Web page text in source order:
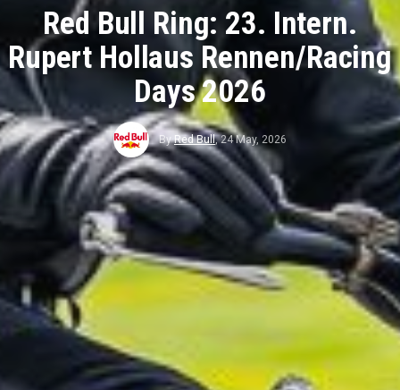
Red Bull Ring: 23. Intern.
Rupert Hollaus Rennen/Racing
Days 2026
ByRed Bull,24 May, 2026